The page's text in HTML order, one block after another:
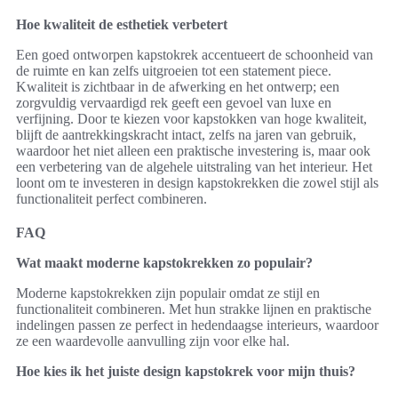
Hoe kwaliteit de esthetiek verbetert
Een goed ontworpen kapstokrek accentueert de schoonheid van
de ruimte en kan zelfs uitgroeien tot een statement piece.
Kwaliteit is zichtbaar in de afwerking en het ontwerp; een
zorgvuldig vervaardigd rek geeft een gevoel van luxe en
verfijning. Door te kiezen voor kapstokken van hoge kwaliteit,
blijft de aantrekkingskracht intact, zelfs na jaren van gebruik,
waardoor het niet alleen een praktische investering is, maar ook
een verbetering van de algehele uitstraling van het interieur. Het
loont om te investeren in design kapstokrekken die zowel stijl als
functionaliteit perfect combineren.
FAQ
Wat maakt moderne kapstokrekken zo populair?
Moderne kapstokrekken zijn populair omdat ze stijl en
functionaliteit combineren. Met hun strakke lijnen en praktische
indelingen passen ze perfect in hedendaagse interieurs, waardoor
ze een waardevolle aanvulling zijn voor elke hal.
Hoe kies ik het juiste design kapstokrek voor mijn thuis?